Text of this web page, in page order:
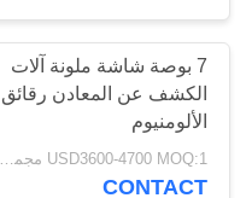
7 بوصة شاشة ملونة آلات
الكشف عن المعادن رقائق
الألومنيوم
USD3600-4700 MOQ:1 مجموعة
CONTACT